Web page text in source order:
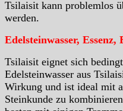
Tsilaisit kann problemlos
werden.
Edelsteinwasser, Essenz,
Tsilaisit eignet sich
Edelsteinwasser aus
Wirkung und ist ideal mit
Steinkunde zu